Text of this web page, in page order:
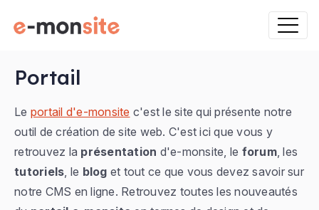
Portail
Le portail d'e-monsite c'est le site qui présente notre
outil de création de site web. C'est ici que vous y
retrouvez la présentation d'e-monsite, le forum, les
tutoriels , le blog et tout ce que vous devez savoir sur
notre CMS en ligne. Retrouvez toutes les nouveautés